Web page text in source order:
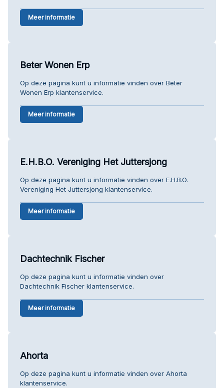
Meer informatie
Beter Wonen Erp
Op deze pagina kunt u informatie vinden over Beter
Wonen Erp klantenservice.
Meer informatie
E.H.B.O. Vereniging Het Juttersjong
Op deze pagina kunt u informatie vinden over E.H.B.O.
Vereniging Het Juttersjong klantenservice.
Meer informatie
Dachtechnik Fischer
Op deze pagina kunt u informatie vinden over
Dachtechnik Fischer klantenservice.
Meer informatie
Ahorta
Op deze pagina kunt u informatie vinden over Ahorta
klantenservice.